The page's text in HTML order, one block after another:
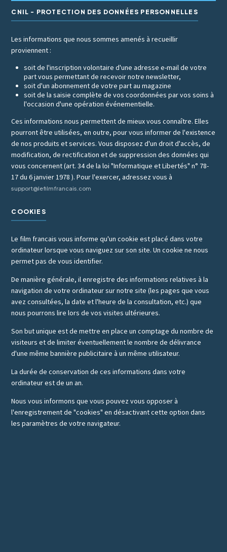
CNIL - PROTECTION DES DONNÉES PERSONNELLES
Les informations que nous sommes amenés à recueillir
proviennent :
soit de l'inscription volontaire d'une adresse e-mail de votre
part vous permettant de recevoir notre newsletter,
soit d'un abonnement de votre part au magazine
soit de la saisie complète de vos coordonnées par vos soins à
l'occasion d'une opération événementielle.
Ces informations nous permettent de mieux vous connaître. Elles
pourront être utilisées, en outre, pour vous informer de l'existence
de nos produits et services. Vous disposez d'un droit d'accès, de
modification, de rectification et de suppression des données qui
vous concernent (art. 34 de la loi "Informatique et Libertés" n° 78-
17 du 6 janvier 1978 ). Pour l'exercer, adressez vous à
support@lefilmfrancais.com
COOKIES
Le film francais vous informe qu'un cookie est placé dans votre
ordinateur lorsque vous naviguez sur son site. Un cookie ne nous
permet pas de vous identifier.
De manière générale, il enregistre des informations relatives à la
navigation de votre ordinateur sur notre site (les pages que vous
avez consultées, la date et l'heure de la consultation, etc.) que
nous pourrons lire lors de vos visites ultérieures.
Son but unique est de mettre en place un comptage du nombre de
visiteurs et de limiter éventuellement le nombre de délivrance
d'une même bannière publicitaire à un même utilisateur.
La durée de conservation de ces informations dans votre
ordinateur est de un an.
Nous vous informons que vous pouvez vous opposer à
l'enregistrement de "cookies" en désactivant cette option dans
les paramètres de votre navigateur.